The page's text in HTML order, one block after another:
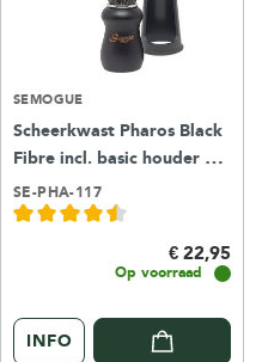
SEMOGUE
Scheerkwast Pharos Black
Fibre incl. basic houder –
black
SE-PHA-117
€ 22,95
Op voorraad
INFO